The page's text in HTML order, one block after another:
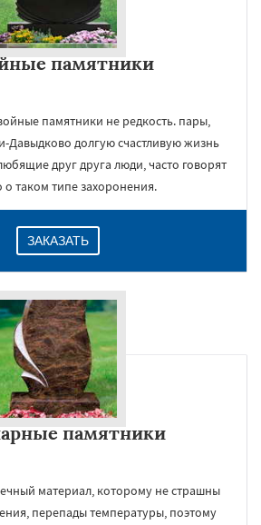
памятники
памятники не редкость. пары,
долгую счастливую жизнь
друг друга люди, часто говорят
о таком типе захоронения.
ЗАКАЗАТЬ
памятники
материал, которому не страшны
перепады температуры, поэтому